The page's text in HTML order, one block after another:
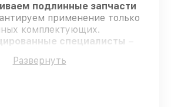
подлинные запчасти
применение только
комплектующих.
специалисты –
надёжную работу
Развернуть